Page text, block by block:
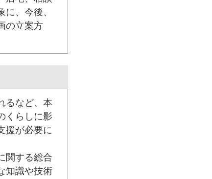
、今後、
の立案方
るなど、本
くらしに影
援が必要に
関する総合
知識や技術